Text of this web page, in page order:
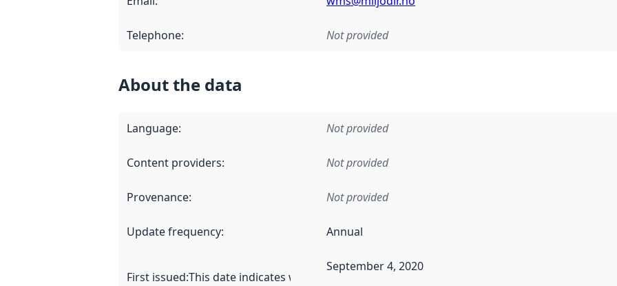
Telephone: Not provided
About the data
Language: Not provided
Content providers: Not provided
Provenance: Not provided
Update frequency: Annual
First issued:This date indicates when the data in this dataset was first released. It may have
September 4, 2020